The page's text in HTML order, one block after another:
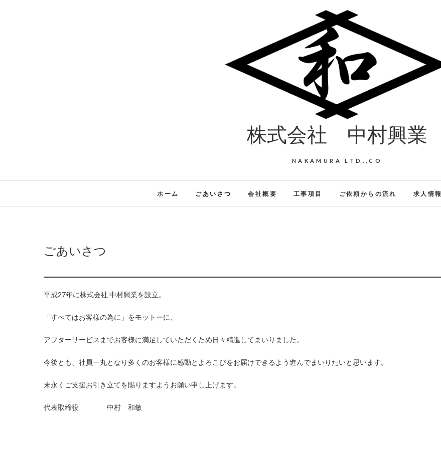
株式会社 中村興業
NAKAMURA LTD.,CO
ホーム ごあいさつ 会社概要 工事項目 ご依頼からの流れ 求人情報
ごあいさつ
平成27年に株式会社 中村興業を設立。
「すべてはお客様の為に」をモットーに、
アフターサービスまでお客様に満足していただくため日々精進してまいりました。
今後とも、社員一丸となり多くのお客様に感動とよろこびをお届けできるよう進んでまいりたいと思います。
末永くご支援お引き立てを賜りますようお願い申し上げます。
代表取締役 中村 和敏